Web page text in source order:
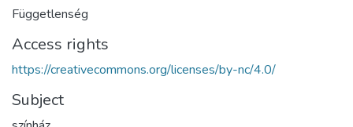
Függetlenség
Access rights
https://creativecommons.org/licenses/by-nc/4.0/
Subject